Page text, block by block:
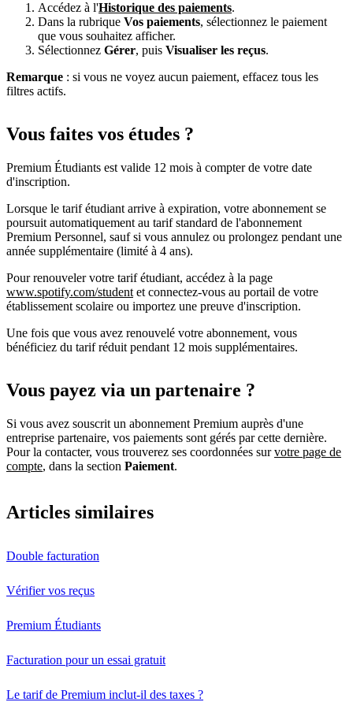
Accédez à l'Historique des paiements.
Dans la rubrique Vos paiements, sélectionnez le paiement
que vous souhaitez afficher.
Sélectionnez Gérer, puis Visualiser les reçus.
Remarque : si vous ne voyez aucun paiement, effacez tous les
filtres actifs.
Vous faites vos études ?
Premium Étudiants est valide 12 mois à compter de votre date
d'inscription.
Lorsque le tarif étudiant arrive à expiration, votre abonnement se
poursuit automatiquement au tarif standard de l'abonnement
Premium Personnel, sauf si vous annulez ou prolongez pendant une
année supplémentaire (limité à 4 ans).
Pour renouveler votre tarif étudiant, accédez à la page
www.spotify.com/student et connectez-vous au portail de votre
établissement scolaire ou importez une preuve d'inscription.
Une fois que vous avez renouvelé votre abonnement, vous
bénéficiez du tarif réduit pendant 12 mois supplémentaires.
Vous payez via un partenaire ?
Si vous avez souscrit un abonnement Premium auprès d'une
entreprise partenaire, vos paiements sont gérés par cette dernière.
Pour la contacter, vous trouverez ses coordonnées survotre page de
compte, dans la section Paiement.
Articles similaires
Double facturation
Vérifier vos reçus
Premium Étudiants
Facturation pour un essai gratuit
Le tarif de Premium inclut-il des taxes ?